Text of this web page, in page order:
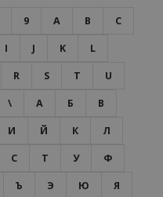
9 A B C
I J K L
R S T U
\ А Б В
И Й К Л
С Т У Ф
Ъ Э Ю Я